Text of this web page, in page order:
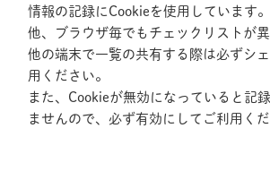
情報の記録にCookieを使用しています
他、ブラウザ毎でもチェックリストが異
他の端末で一覧の共有する際は必ずシ
用ください。
また、Cookieが無効になっていると記
ませんので、必ず有効にしてご利用くだ